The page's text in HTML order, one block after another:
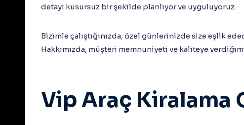
detayı kusursuz bir şekilde planlıyor ve uyguluyoruz.
Bizimle çalıştığınızda, özel günlerinizde size eşlik
Hakkımızda, müşteri memnuniyeti ve kaliteye
Vip Araç Kiralama